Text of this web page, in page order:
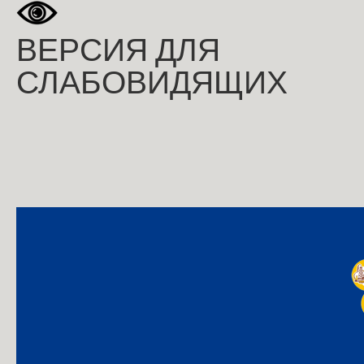
ВЕРСИЯ ДЛЯ
СЛАБОВИДЯЩИХ